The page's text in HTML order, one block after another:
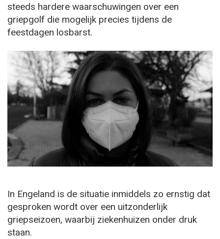
steeds hardere waarschuwingen over een
griepgolf die mogelijk precies tijdens de
feestdagen losbarst.
In Engeland is de situatie inmiddels zo ernstig dat
gesproken wordt over een uitzonderlijk
griepseizoen, waarbij ziekenhuizen onder druk
staan.